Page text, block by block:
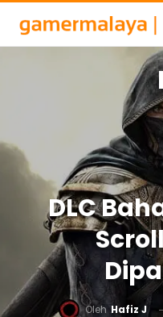
DLC
Oleh Hafiz J